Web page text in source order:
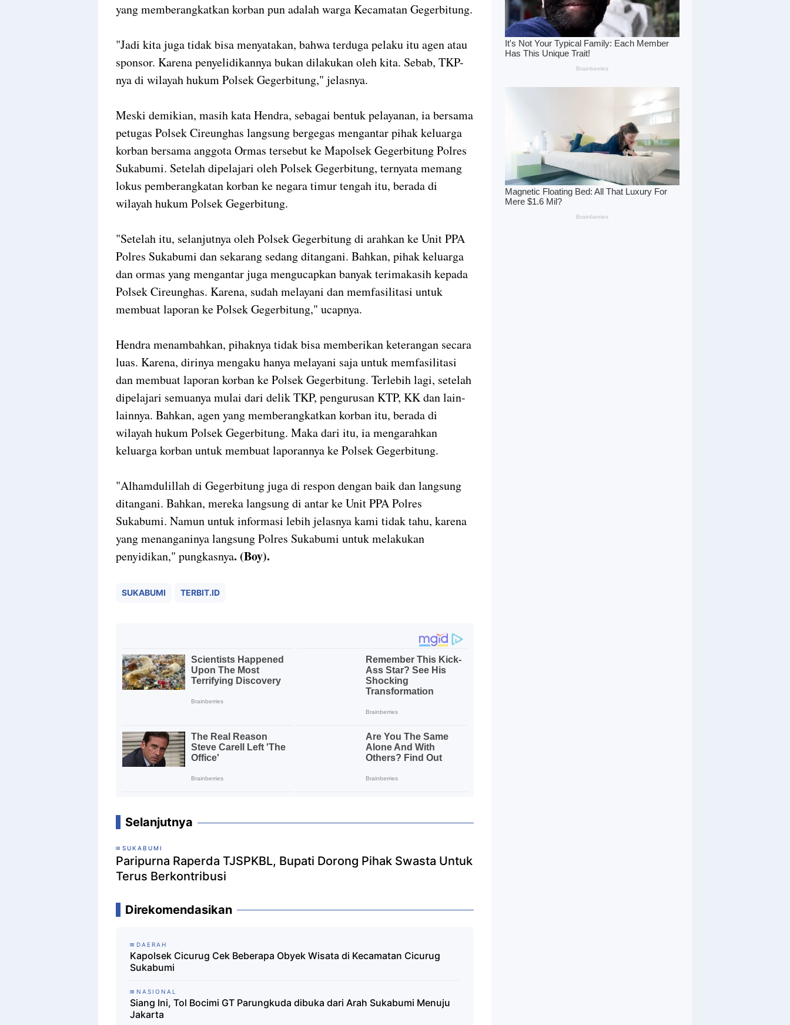
yang memberangkatkan korban pun adalah warga Kecamatan Gegerbitung.
"Jadi kita juga tidak bisa menyatakan, bahwa terduga pelaku itu agen atau
sponsor. Karena penyelidikannya bukan dilakukan oleh kita. Sebab, TKP-
nya di wilayah hukum Polsek Gegerbitung," jelasnya.
Meski demikian, masih kata Hendra, sebagai bentuk pelayanan, ia bersama
petugas Polsek Cireunghas langsung bergegas mengantar pihak keluarga
korban bersama anggota Ormas tersebut ke Mapolsek Gegerbitung Polres
Sukabumi. Setelah dipelajari oleh Polsek Gegerbitung, ternyata memang
lokus pemberangkatan korban ke negara timur tengah itu, berada di
wilayah hukum Polsek Gegerbitung.
"Setelah itu, selanjutnya oleh Polsek Gegerbitung di arahkan ke Unit PPA
Polres Sukabumi dan sekarang sedang ditangani. Bahkan, pihak keluarga
dan ormas yang mengantar juga mengucapkan banyak terimakasih kepada
Polsek Cireunghas. Karena, sudah melayani dan memfasilitasi untuk
membuat laporan ke Polsek Gegerbitung," ucapnya.
Hendra menambahkan, pihaknya tidak bisa memberikan keterangan secara
luas. Karena, dirinya mengaku hanya melayani saja untuk memfasilitasi
dan membuat laporan korban ke Polsek Gegerbitung. Terlebih lagi, setelah
dipelajari semuanya mulai dari delik TKP, pengurusan KTP, KK dan lain-
lainnya. Bahkan, agen yang memberangkatkan korban itu, berada di
wilayah hukum Polsek Gegerbitung. Maka dari itu, ia mengarahkan
keluarga korban untuk membuat laporannya ke Polsek Gegerbitung.
"Alhamdulillah di Gegerbitung juga di respon dengan baik dan langsung
ditangani. Bahkan, mereka langsung di antar ke Unit PPA Polres
Sukabumi. Namun untuk informasi lebih jelasnya kami tidak tahu, karena
yang menanganinya langsung Polres Sukabumi untuk melakukan
penyidikan," pungkasnya. (Boy).
SUKABUMI TERBIT.ID
Selanjutnya
SUKABUMI
Paripurna Raperda TJSPKBL, Bupati Dorong Pihak Swasta Untuk
Terus Berkontribusi
Direkomendasikan
DAERAH
Kapolsek Cicurug Cek Beberapa Obyek Wisata di Kecamatan Cicurug
Sukabumi
NASIONAL
Siang Ini, Tol Bocimi GT Parungkuda dibuka dari Arah Sukabumi Menuju
Jakarta